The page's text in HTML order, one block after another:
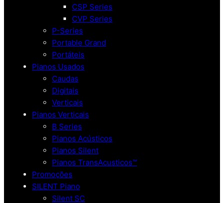
CSP Series
CVP Series
P-Series
Portable Grand
Portáteis
Pianos Usados
Caudas
Digitais
Verticais
Pianos Verticais
B Series
Pianos Acústicos
Pianos Silent
Pianos TransAcusticos™
Promoções
SILENT Piano
Silent SC